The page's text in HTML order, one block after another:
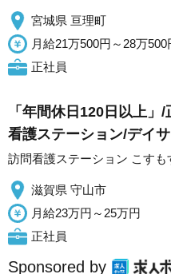
宮城県 亘理町
月給21万500円～28万500
正社員
「年間休日120日以上
看護ステーション/デイ
訪問看護ステーション こすも
滋賀県 守山市
月給23万円～25万円
正社員
Sponsored by